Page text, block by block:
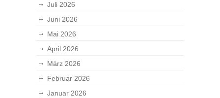
Juli 2026
Juni 2026
Mai 2026
April 2026
März 2026
Februar 2026
Januar 2026